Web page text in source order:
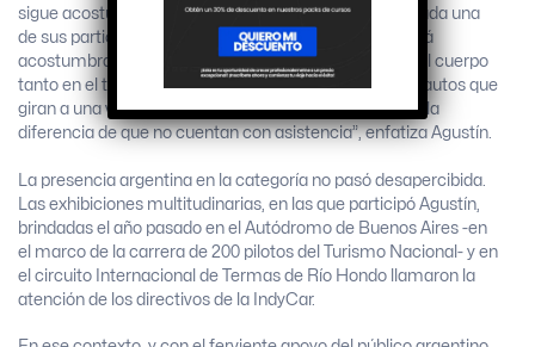
sigue acostumbrando, Canapino experimentará en cada una
de sus participaciones una presión a la que aún no está
acostumbrado: la tensión, el desgaste y el esfuerzo del cuerpo
tanto en el tren superior como en el tren inferior. “Son autos que
giran a una velocidad similar a la de un Fórmula 1, con la
diferencia de que no cuentan con asistencia”, enfatiza Agustín.
La presencia argentina en la categoría no pasó desapercibida.
Las exhibiciones multitudinarias, en las que participó Agustín,
brindadas el año pasado en el Autódromo de Buenos Aires -en
el marco de la carrera de 200 pilotos del Turismo Nacional- y en
el circuito Internacional de Termas de Río Hondo llamaron la
atención de los directivos de la IndyCar.